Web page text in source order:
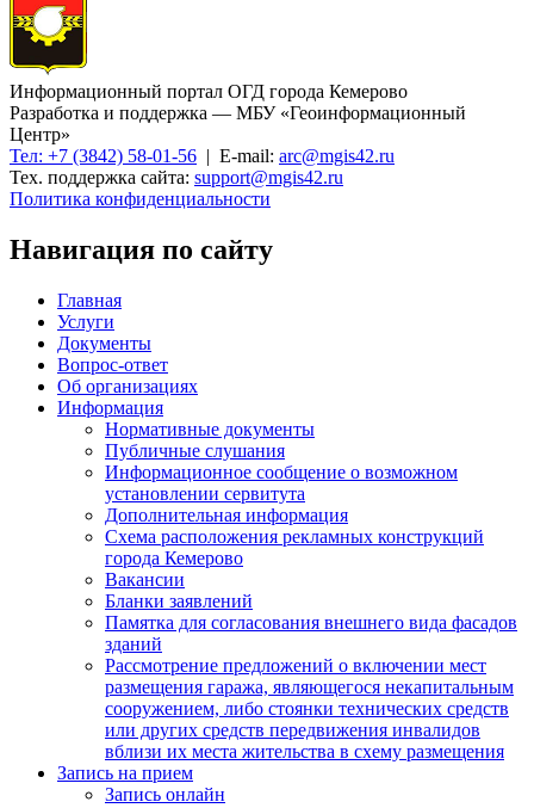
Информационный портал ОГД города Кемерово
Разработка и поддержка — МБУ «Геоинформационный
Центр»
Тел: +7 (3842) 58-01-56 | E-mail: arc@mgis42.ru
Тех. поддержка сайта: support@mgis42.ru
Политика конфиденциальности
Навигация по сайту
Главная
Услуги
Документы
Вопрос-ответ
Об организациях
Информация
Нормативные документы
Публичные слушания
Информационное сообщение о возможном
установлении сервитута
Дополнительная информация
Схема расположения рекламных конструкций
города Кемерово
Вакансии
Бланки заявлений
Памятка для согласования внешнего вида фасадов
зданий
Рассмотрение предложений о включении мест
размещения гаража, являющегося некапитальным
сооружением, либо стоянки технических средств
или других средств передвижения инвалидов
вблизи их места жительства в схему размещения
Запись на прием
Запись онлайн